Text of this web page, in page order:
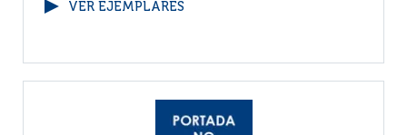
VER EJEMPLARES